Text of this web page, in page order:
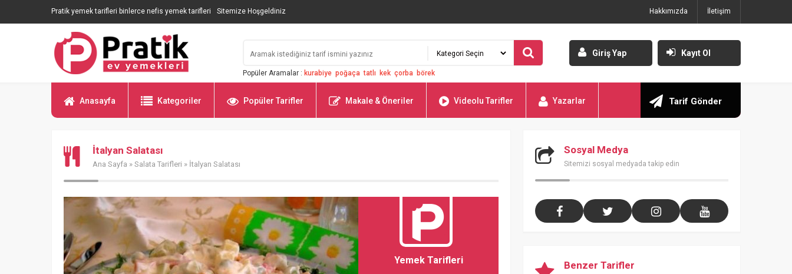
Pratik yemek tarifleri binlerce nefis yemek tarifleri Sitemize Hoşgeldiniz Hakkımızda İletişim
Popüler Aramalar : kurabiye poğaça tatlı kek çorba börek
Giriş Yap Kayıt Ol
Anasayfa Kategoriler Popüler Tarifler Makale & Öneriler Videolu Tarifler Yazarlar Tarif Gönder
İtalyan Salatası
Ana Sayfa » Salata Tarifleri » İtalyan Salatası
Yemek Tarifleri
Sosyal Medya
Sitemizi sosyal medyada takip edin
Benzer Tarifler